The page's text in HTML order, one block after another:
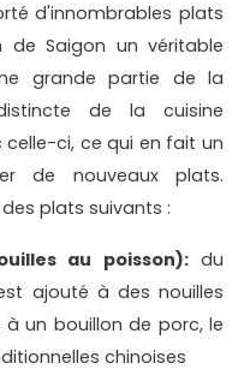
d'innombrables plats
de Saigon un véritable
grande partie de la
de la cuisine
ci, ce qui en fait un
de nouveaux plats.
plats suivants :
au poisson):du
ajouté à des nouilles
un bouillon de porc, le
chinoises